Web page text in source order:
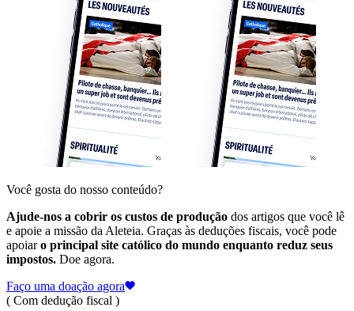
Você gosta do nosso conteúdo?
Ajude-nos a cobrir os custos de produção dos artigos que você lê
e apoie a missão da Aleteia. Graças às deduções fiscais, você pode
apoiaro principal site católico do mundo enquanto reduz seus
impostos. Doe agora.
Faço uma doação agora
( Com dedução fiscal )